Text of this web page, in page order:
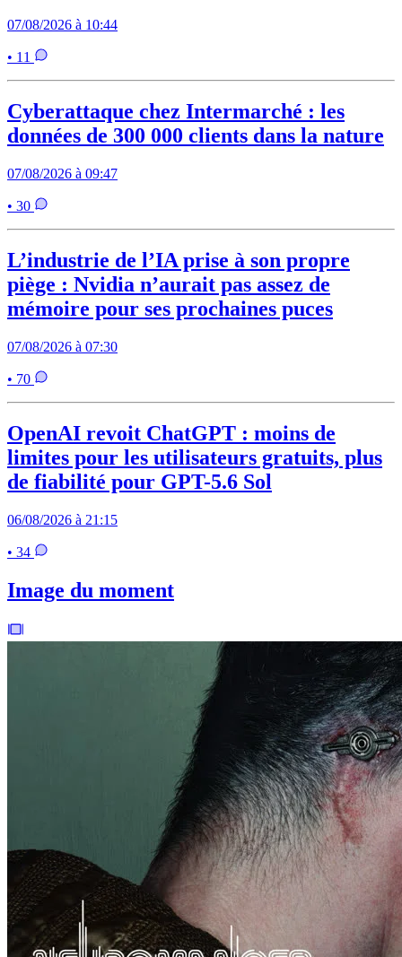
07/08/2026 à 10:44
• 11
Cyberattaque chez Intermarché : les
données de 300 000 clients dans la nature
07/08/2026 à 09:47
• 30
L’industrie de l’IA prise à son propre
piège : Nvidia n’aurait pas assez de
mémoire pour ses prochaines puces
07/08/2026 à 07:30
• 70
OpenAI revoit ChatGPT : moins de
limites pour les utilisateurs gratuits, plus
de fiabilité pour GPT-5.6 Sol
06/08/2026 à 21:15
• 34
Image du moment